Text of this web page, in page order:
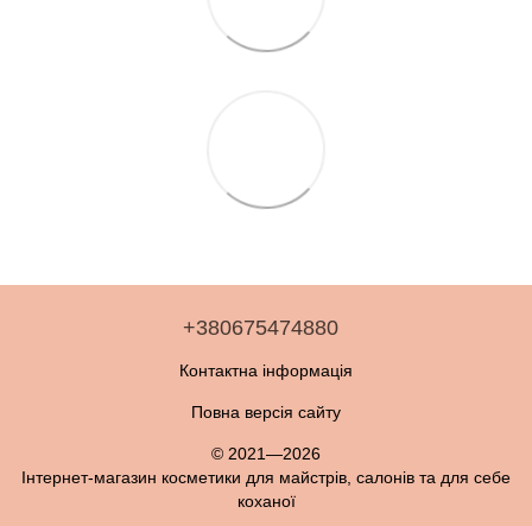
+380675474880
Контактна інформація
Повна версія сайту
© 2021—2026
Інтернет-магазин косметики для майстрів, салонів та для себе
коханої